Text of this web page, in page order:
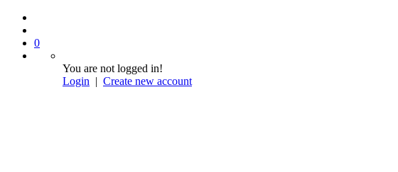
0
You are not logged in!
Login | Create new account